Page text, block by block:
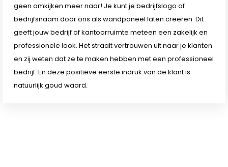
geen omkijken meer naar! Je kunt je bedrijfslogo of
bedrijfsnaam door ons als wandpaneel laten creëren. Dit
geeft jouw bedrijf of kantoorruimte meteen een zakelijk en
professionele look. Het straalt vertrouwen uit naar je klanten
en zij weten dat ze te maken hebben met een professioneel
bedrijf. En deze positieve eerste indruk van de klant is
natuurlijk goud waard.